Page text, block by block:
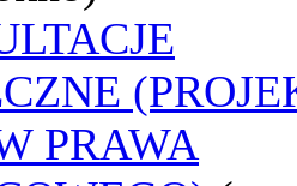
PRAWA